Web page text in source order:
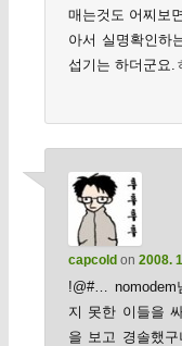
매는것도 어찌보
아서 실명확인하
섭기는 하더군요.
capcoldon 2008.
!@#… nomodem
지 못한 이들을
을 보고 경솔했